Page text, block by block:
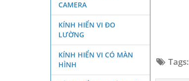
Tags:
CAMERA
KÍNH HIỂN VI ĐO
LƯỜNG
KÍNH HIỂN VI CÓ MÀN
HÌNH